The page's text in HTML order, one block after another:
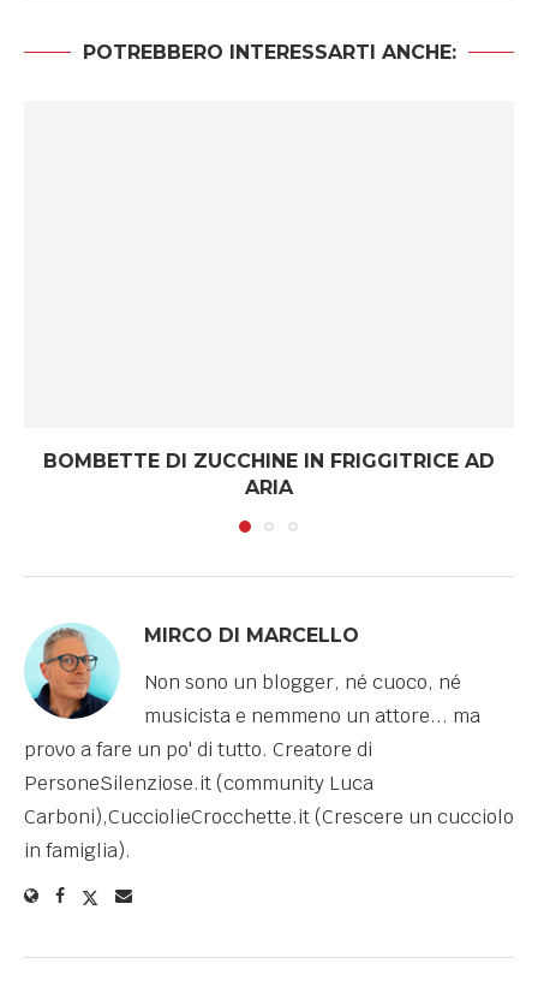
POTREBBERO INTERESSARTI ANCHE:
BOMBETTE DI ZUCCHINE IN FRIGGITRICE AD
ARIA
MIRCO DI MARCELLO
Non sono un blogger, né cuoco, né
musicista e nemmeno un attore... ma
provo a fare un po' di tutto. Creatore di
PersoneSilenziose.it (community Luca
Carboni),CucciolieCrocchette.it (Crescere un cucciolo
in famiglia).